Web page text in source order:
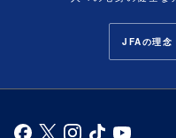
JFAの理念